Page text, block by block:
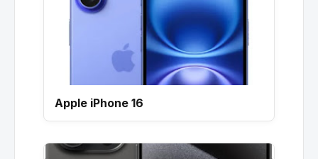
Apple iPhone 16